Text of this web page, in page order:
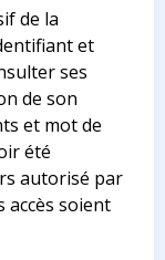
de la
et
ses
de son
et mot de
été
autorisé par
accès soient